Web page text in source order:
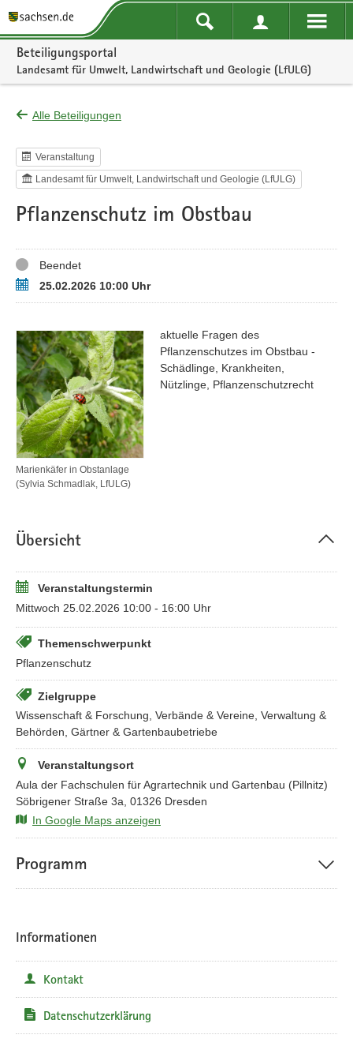
Portalnavigation
Beteiligungsportal
Landesamt für Umwelt, Landwirtschaft und Geologie (LfULG)
Alle Beteiligungen
Veranstaltung
Landesamt für Umwelt, Landwirtschaft und Geologie (LfULG)
Pflanzenschutz im Obstbau
StatusBeendet
Termin25.02.2026 10:00 Uhr
Marienkäfer in Obstanlage
(Sylvia Schmadlak, LfULG)
aktuelle Fragen des
Pflanzenschutzes im Obstbau -
Schädlinge, Krankheiten,
Nützlinge, Pflanzenschutzrecht
Übersicht
Veranstaltungstermin
Mittwoch 25.02.2026 10:00 - 16:00 Uhr
Themenschwerpunkt
Pflanzenschutz
Zielgruppe
Wissenschaft & Forschung, Verbände & Vereine, Verwaltung &
Behörden, Gärtner & Gartenbaubetriebe
Veranstaltungsort
Aula der Fachschulen für Agrartechnik und Gartenbau (Pillnitz)
Söbrigener Straße 3a, 01326 Dresden
In Google Maps anzeigen
Programm
Informationen
Kontakt
Datenschutzerklärung